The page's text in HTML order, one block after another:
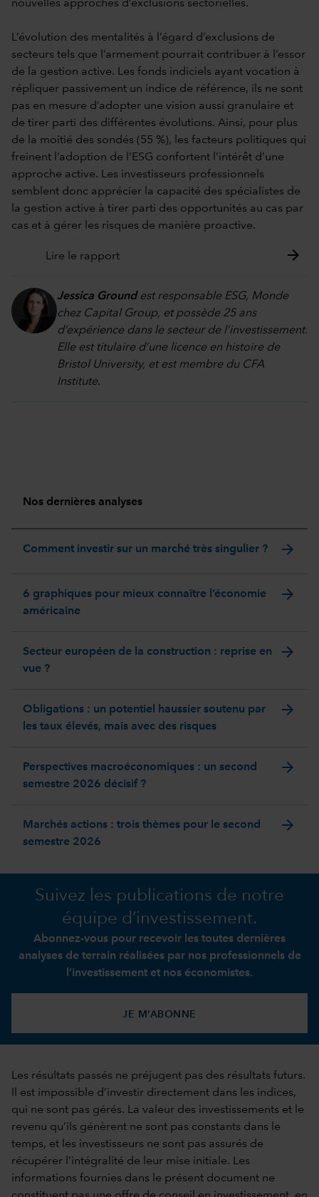
nouvelles approches d’exclusions sectorielles.
L’évolution des mentalités à l’égard d’exclusions de
secteurs tels que l’armement pourrait contribuer à l’essor
de la gestion active. Les fonds indiciels ayant vocation à
répliquer passivement un indice de référence, ils ne sont
pas en mesure d’adopter une vision aussi granulaire et
de tirer parti des différentes évolutions. Ainsi, pour plus
de la moitié des sondés (55 %), les facteurs politiques qui
freinent l’adoption de l’ESG confortent l’intérêt d’une
approche active. Les investisseurs professionnels
semblent donc apprécier la capacité des spécialistes de
la gestion active à tirer parti des opportunités au cas par
cas et à gérer les risques de manière proactive.
Lire le rapport arrow_forward
Jessica Groundest responsable ESG, Monde
chez Capital Group, et possède 25 ans
d’expérience dans le secteur de l’investissement.
Elle est titulaire d’une licence en histoire de
Bristol University, et est membre du CFA
Institute.
Nos dernières analyses
Comment investir sur un marché très singulier ? arrow_forward
6 graphiques pour mieux connaître l’économie
américaine
arrow_forward
Secteur européen de la construction : reprise en
vue ?
arrow_forward
Obligations : un potentiel haussier soutenu par
les taux élevés, mais avec des risques
arrow_forward
Perspectives macroéconomiques : un second
semestre 2026 décisif ?
arrow_forward
Marchés actions : trois thèmes pour le second
semestre 2026
arrow_forward
Suivez les publications de notre
équipe d’investissement.
Abonnez-vous pour recevoir les toutes dernières
analyses de terrain réalisées par nos professionnels de
l’investissement et nos économistes.
JE M’ABONNE
Les résultats passés ne préjugent pas des résultats futurs.
Il est impossible d’investir directement dans les indices,
qui ne sont pas gérés. La valeur des investissements et le
revenu qu’ils génèrent ne sont pas constants dans le
temps, et les investisseurs ne sont pas assurés de
récupérer l’intégralité de leur mise initiale. Les
informations fournies dans le présent document ne